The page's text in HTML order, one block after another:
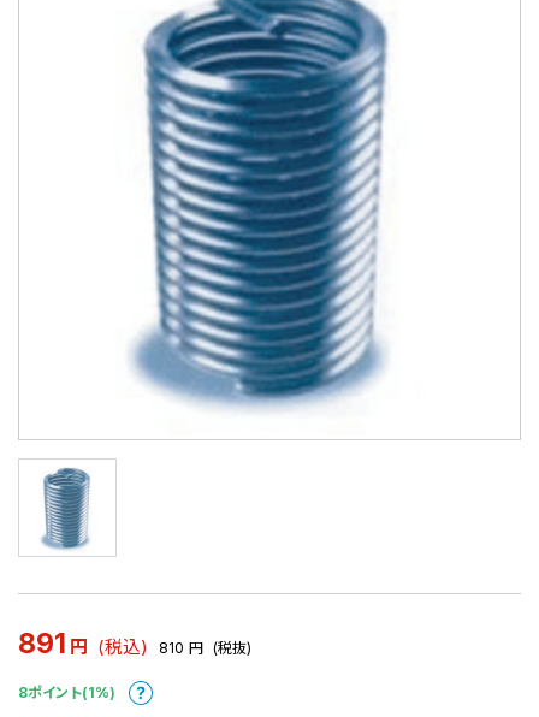
891 円 (税込) 810 円 (税抜)
8ポイント(1%)